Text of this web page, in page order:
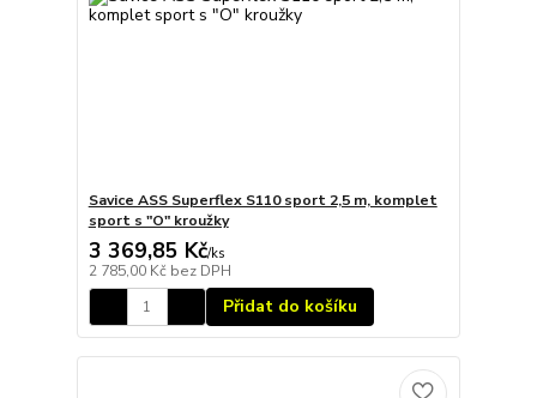
Savice ASS Superflex S110 sport 2,5 m, komplet
sport s "O" kroužky
3 369,85 Kč/ks
2 785,00 Kč bez DPH
Přidat do košíku